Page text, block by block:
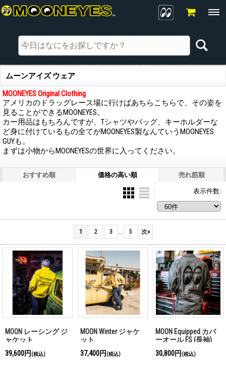
ムーンアイズ ウェア
MOONEYES Original Clothing
アメリカのドラッグレース場に行けばあちらこちらで、その姿を
見ることができるMOONEYES。
カー用品はもちろんですが、Tシャツやバッグ、キーホルダーな
ど身に付けているもの全てがMOONEYES製なんていうMOONEYES
GUYも。
まずは小物からMOONEYESの世界に入ってください。
おすすめ順 価格の高い順 売れ筋順
表示件数:
1 2 3 ... 5 次»
MOON レーシング ジ
ャケット
39,600円 (税込)
MOON Winter ジャケ
ット
37,400円 (税込)
MOON Equipped カバ
ーオール FS (長袖)
30,800円 (税込)